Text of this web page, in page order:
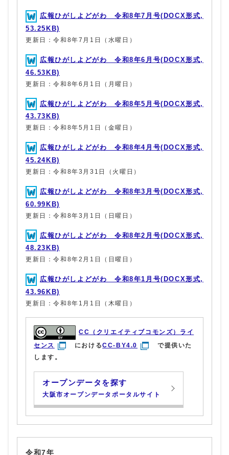
広報ひがしよどがわ 令和8年7月号(DOCX形式,
53.25KB)
更新日：令和8年7月1日（水曜日）
広報ひがしよどがわ 令和8年6月号(DOCX形式,
46.53KB)
更新日：令和8年6月1日（月曜日）
広報ひがしよどがわ 令和8年5月号(DOCX形式,
43.73KB)
更新日：令和8年5月1日（金曜日）
広報ひがしよどがわ 令和8年4月号(DOCX形式,
45.24KB)
更新日：令和8年3月31日（火曜日）
広報ひがしよどがわ 令和8年3月号(DOCX形式,
60.99KB)
更新日：令和8年3月1日（日曜日）
広報ひがしよどがわ 令和8年2月号(DOCX形式,
48.23KB)
更新日：令和8年2月1日（日曜日）
広報ひがしよどがわ 令和8年1月号(DOCX形式,
43.96KB)
更新日：令和8年1月1日（木曜日）
CC（クリエイティブコモンズ）ライ
センス
におけるCC-BY4.0
で提供いた
します。
オープンデータを探す
大阪市オープンデータポータルサイト
令和7年